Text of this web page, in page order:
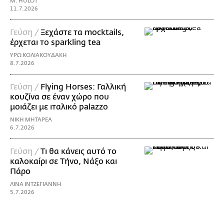
11.7.2026
Γεύση /Ξεχάστε τα mocktails,
έρχεται το sparkling tea
ΥΡΩ ΚΟΛΙΑΚΟΥΔΑΚΗ
8.7.2026
Γεύση / Flying Horses: Γαλλική
κουζίνα σε έναν χώρο που
μοιάζει με ιταλικό palazzo
ΝΙΚΗ ΜΗΤΑΡΕΑ
6.7.2026
Γεύση /Τι θα κάνεις αυτό το
καλοκαίρι σε Τήνο, Νάξο και
Πάρο
ΛΙΝΑ ΙΝΤΖΕΓΙΑΝΝΗ
5.7.2026